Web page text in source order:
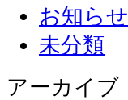
お知らせ
未分類
アーカイブ